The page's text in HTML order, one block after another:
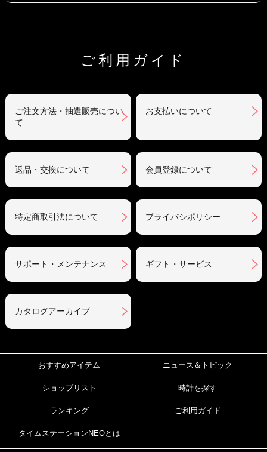
ご利用ガイド
ご注文方法・抽選販売につい
て
お支払いについて
返品・交換について 会員登録について
特定商取引法について プライバシポリシー
サポート・メンテナンス ギフト・サービス
カタログアーカイブ
おすすめアイテム ニュース＆トピック
ショップリスト 時計を探す
ランキング ご利用ガイド
タイムステーションNEOとは